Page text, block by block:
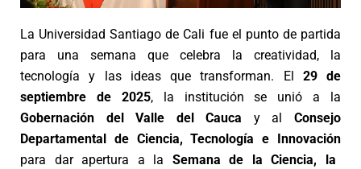
La Universidad Santiago de Cali fue el punto de partida
para una semana que celebra la creatividad, la
tecnología y las ideas que transforman. El 29 de
septiembre de 2025, la institución se unió a la
Gobernación del Valle del Cauca y alConsejo
Departamental de Ciencia, Tecnología e Innovación
para dar apertura a la Semana de la Ciencia, la